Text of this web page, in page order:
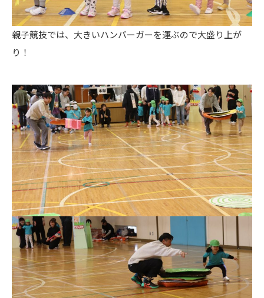
親子競技では、大きいハンバーガーを運ぶので大盛り上が
り！